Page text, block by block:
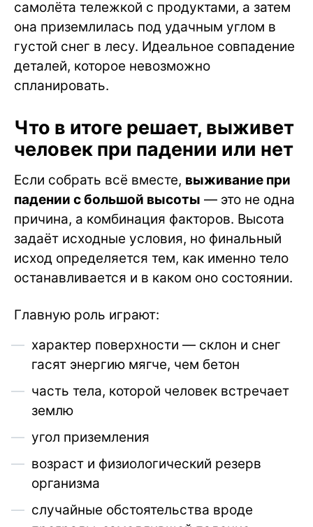
самолёта тележкой с продуктами, а затем
она приземлилась под удачным углом в
густой снег в лесу. Идеальное совпадение
деталей, которое невозможно
спланировать.
Что в итоге решает, выживет
человек при падении или нет
Если собрать всё вместе, выживание при
падении с большой высоты — это не одна
причина, а комбинация факторов. Высота
задаёт исходные условия, но финальный
исход определяется тем, как именно тело
останавливается и в каком оно состоянии.
Главную роль играют:
характер поверхности — склон и снег
гасят энергию мягче, чем бетон
часть тела, которой человек встречает
землю
угол приземления
возраст и физиологический резерв
организма
случайные обстоятельства вроде